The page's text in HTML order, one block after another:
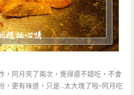
，阿月夾了兩次，覺得還不錯吃，不會
，更有味道，只是…太大塊了啦~阿月吃